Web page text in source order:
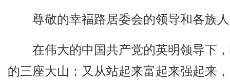
尊敬的幸福路居委会的领导和各族
在伟大的中国共产党的英明领导下
的三座大山；又从站起来富起来强起来